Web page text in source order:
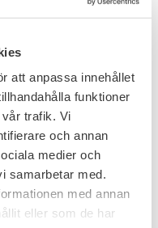
att anpassa innehållet
funktioner
trafik. Vi
och annan
medier och
samarbetar med.
med annan
eller som de har
to favorites
Ripstop Poncho
Regnskydd Tactical